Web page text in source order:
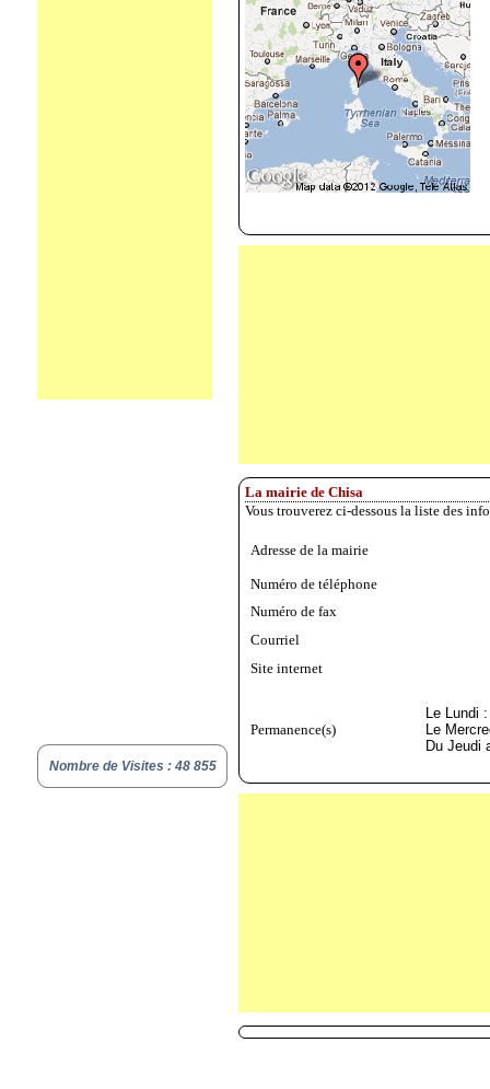
Nombre de Visites : 48 855
La mairie de Chisa
Vous trouverez ci-dessous la liste des
Adresse de la mairie
Numéro de téléphone
Numéro de fax
Courriel
Site internet
Permanence(s)
Le Lundi
Le
Du Jeudi